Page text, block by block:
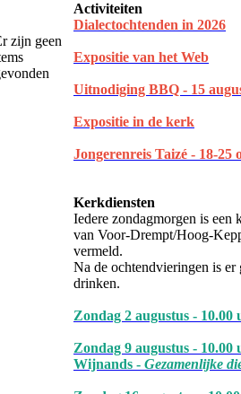
zijn geen
Activiteiten
Dialectochtenden in 2026
Expositie van het Web
Uitnodiging BBQ - 15
Expositie in de kerk
Jongerenreis Taizé - 18-25
Kerkdiensten
Iedere zondagmorgen is
van Voor-Drempt/Hoog-
vermeld.
Na de ochtendvieringen is
drinken.
Zondag 2 augustus -
Zondag 9 augustus -
Wijnands - Gezamenlijke